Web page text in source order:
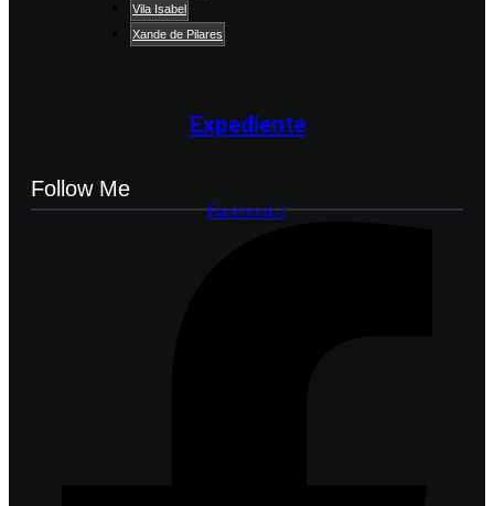
Vila Isabel
Xande de Pilares
Expediente
Follow Me
Facebook-f